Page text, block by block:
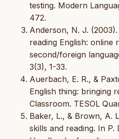
testing. Modern
472.
Anderson, N. J.
reading English: online
second/foreign
3(3), 1-33.
Auerbach, E. R., &
English thing: bringing
Classroom. TESOL
Baker, L., & Brown, A.
skills and reading. In P.